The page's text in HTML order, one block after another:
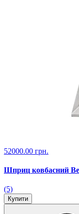
52000.00 грн.
Шприц ковбасний
(5)
Купити